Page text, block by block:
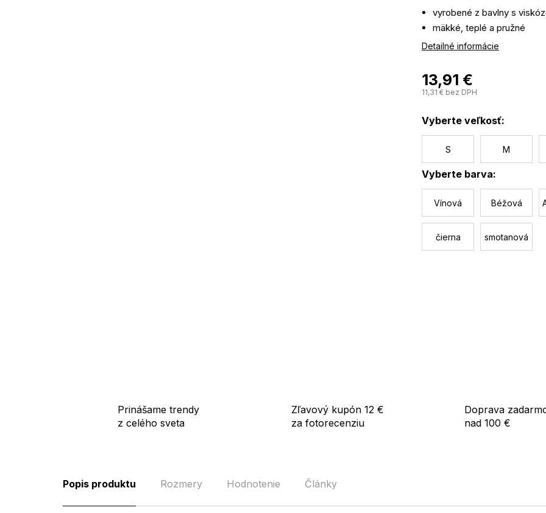
13,91 €
11,31 € bez DPH
Vyberte veľkosť:
S M
Vyberte barva:
Vínová Béžová
čierna smotanová
vyrobené z bavlny s
mäkké, teplé a pružné
rebrovaný vzor
Detailné informácie
Prinášame trendy
z celého sveta
Zľavový kupón 12 €
za fotorecenziu
Doprava
nad 100 €
Popis produktu Rozmery Hodnotenie Články